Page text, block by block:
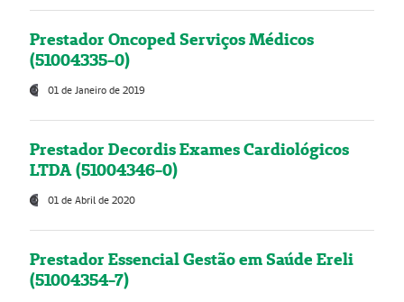
Prestador Oncoped Serviços Médicos
(51004335-0)
01 de Janeiro de 2019
Prestador Decordis Exames Cardiológicos
LTDA (51004346-0)
01 de Abril de 2020
Prestador Essencial Gestão em Saúde Ereli
(51004354-7)